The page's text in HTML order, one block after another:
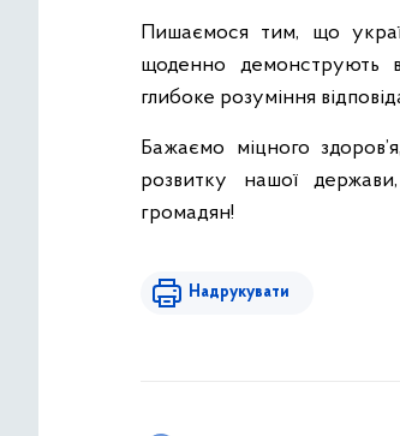
Пишаємося тим, що
щоденно демонструють
глибоке розуміння
Бажаємо міцного
розвитку нашої
громадян!
Надрукувати